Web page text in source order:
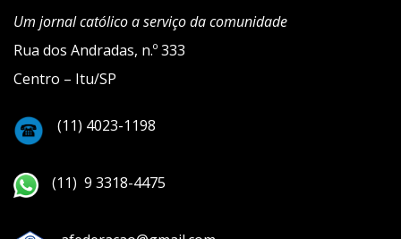
Um jornal católico a serviço da comunidade
Rua dos Andradas, n.º 333
Centro – Itu/SP
(11) 4023-1198
(11) 9 3318-4475